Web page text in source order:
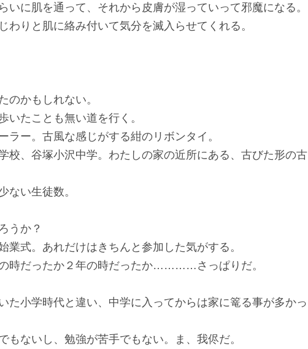
に肌を通って、それから皮膚が湿っていって邪魔になる。
りと肌に絡み付いて気分を滅入らせてくれる。
のかもしれない。
たことも無い道を行く。
ー。古風な感じがする紺のリボンタイ。
校、谷塚小沢中学。わたしの家の近所にある、古びた形の古
い生徒数。
うか？
式。あれだけはきちんと参加した気がする。
時だったか２年の時だったか…………さっぱりだ。
た小学時代と違い、中学に入ってからは家に篭る事が多かっ
ないし、勉強が苦手でもない。ま、我侭だ。